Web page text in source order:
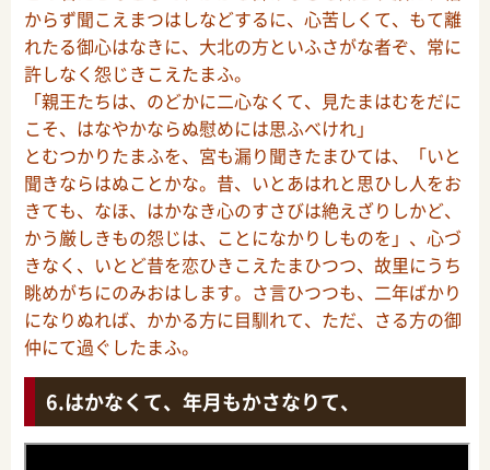
からず聞こえまつはしなどするに、心苦しくて、もて離
れたる御心はなきに、大北の方といふさがな者ぞ、常に
許しなく怨じきこえたまふ。
「親王たちは、のどかに二心なくて、見たまはむをだに
こそ、はなやかならぬ慰めには思ふべけれ」
とむつかりたまふを、宮も漏り聞きたまひては、「いと
聞きならはぬことかな。昔、いとあはれと思ひし人をお
きても、なほ、はかなき心のすさびは絶えざりしかど、
かう厳しきもの怨じは、ことになかりしものを」、心づ
きなく、いとど昔を恋ひきこえたまひつつ、故里にうち
眺めがちにのみおはします。さ言ひつつも、二年ばかり
になりぬれば、かかる方に目馴れて、ただ、さる方の御
仲にて過ぐしたまふ。
はかなくて、年月もかさなりて、